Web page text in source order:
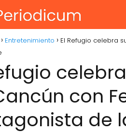
Entretenimiento
El Refugio celebra
con
de